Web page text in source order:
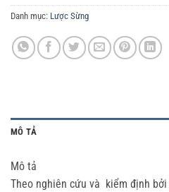
Danh mục: Lược Sừng
MÔ TẢ
Mô tả
Theo nghiên cứu và kiểm định